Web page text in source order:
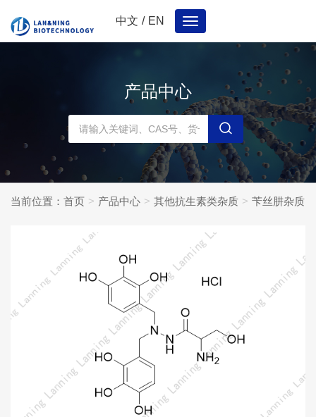
中文 / EN
Toggle
navigation
产品中心
当前位置： 首页 产品中心 其他抗生素类杂质 苄丝肼杂质